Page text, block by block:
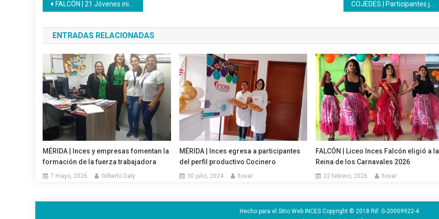
Navegación
de
entradas
FALCÓN | 21 Jóvenes iniciaron proceso formativo en la ocupación Secretariado Administrativo COJEDES | Participantes junto a maestra realizaron cierre en confección de prendas de vestir
ENTRADAS RELACIONADAS
MÉRIDA | Inces y empresas fomentan la
formación de la fuerza trabajadora
7 mayo, 2026 Gilberto Daly
MÉRIDA | Inces egresa a participantes
del perfil productivo Cocinero
30 julio, 2024 ltovar
FALCÓN | Liceo Inces Falcón eligió a la
Reina de los Carnavales 2026
22 febrero, 2026 ltovar
Hecho para el Sitio Web INCES Copyright © 2018 Rif: G-20009922-4